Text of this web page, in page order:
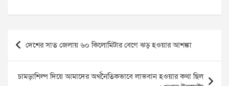
Post
navigation
দেশের সাত জেলায় ৬০ কিলোমিটার বেগে ঝড় হওয়ার আশঙ্কা
চামড়াশিল্প দিয়ে আমাদের অর্থনৈতিকভাবে লাভবান হওয়ার কথা ছিল